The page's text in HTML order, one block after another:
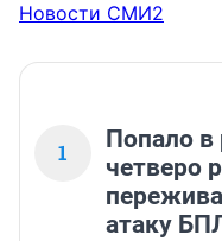
Новости СМИ2
1
Попало
четверо
атаку